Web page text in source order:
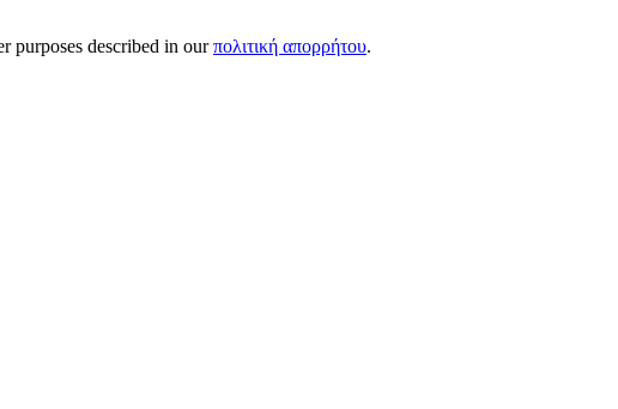
purposes described in ourπολιτική απορρήτου.